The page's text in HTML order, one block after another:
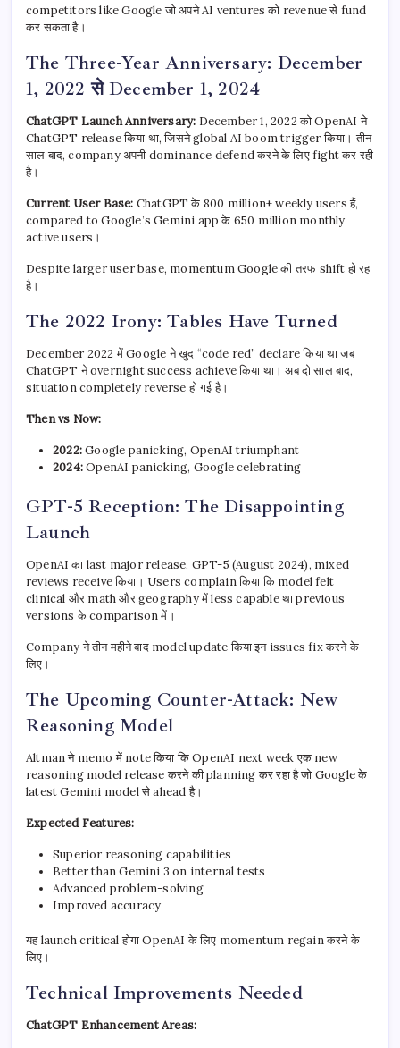
competitors like Google जो अपने AI ventures को revenue से fund
कर सकता है।
The Three-Year Anniversary: December
1, 2022 से December 1, 2024
ChatGPT Launch Anniversary: December 1, 2022 को OpenAI ने
ChatGPT release किया था, जिसने global AI boom trigger किया। तीन
साल बाद, company अपनी dominance defend करने के लिए fight कर रही
है।
Current User Base: ChatGPT के 800 million+ weekly users हैं,
compared to Google’s Gemini app के 650 million monthly
active users।
Despite larger user base, momentum Google की तरफ shift हो रहा
है।
The 2022 Irony: Tables Have Turned
December 2022 में Google ने खुद “code red” declare किया था जब
ChatGPT ने overnight success achieve किया था। अब दो साल बाद,
situation completely reverse हो गई है।
Then vs Now:
2022:Google panicking, OpenAI triumphant
2024:OpenAI panicking, Google celebrating
GPT-5 Reception: The Disappointing
Launch
OpenAI का last major release, GPT-5 (August 2024), mixed
reviews receive किया। Users complain किया कि model felt
clinical और math और geography में less capable था previous
versions के comparison में।
Company ने तीन महीने बाद model update किया इन issues fix करने के
लिए।
The Upcoming Counter-Attack: New
Reasoning Model
Altman ने memo में note किया कि OpenAI next week एक new
reasoning model release करने की planning कर रहा है जो Google के
latest Gemini model से ahead है।
Expected Features:
Superior reasoning capabilities
Better than Gemini 3 on internal tests
Advanced problem-solving
Improved accuracy
यह launch critical होगा OpenAI के लिए momentum regain करने के
लिए।
Technical Improvements Needed
ChatGPT Enhancement Areas: